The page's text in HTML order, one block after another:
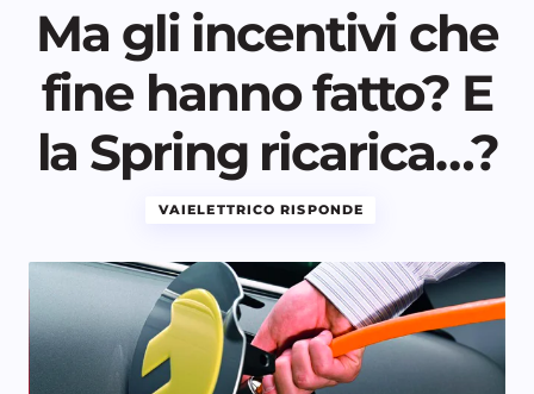
Ma gli incentivi che
fine hanno fatto? E
la Spring ricarica…?
VAIELETTRICO RISPONDE